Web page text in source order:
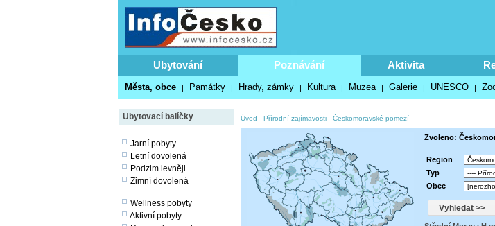
Ubytování Poznávání Aktivita
Města, obce | Památky | Hrady, zámky | Kultura | Muzea | Galerie | UNESCO |
Ubytovací balíčky
Jarní pobyty
Letní dovolená
Podzim levněji
Zimní dovolená
Wellness pobyty
Aktivní pobyty
Úvod - Přírodní zajímavosti- Českomoravské pomezí
Zvoleno:
Region
Typ
Obec